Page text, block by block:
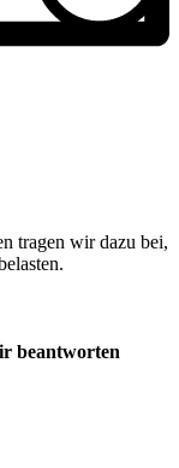
tragen wir dazu bei,
beantworten